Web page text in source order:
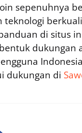
sepenuhnya
teknologi
di situs
dukungan di